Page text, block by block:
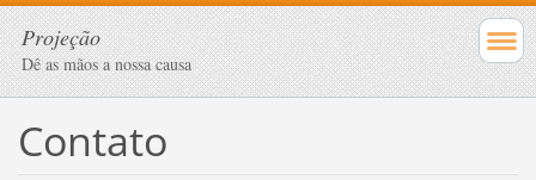
Projeção
Dê as mãos a nossa causa
Contato